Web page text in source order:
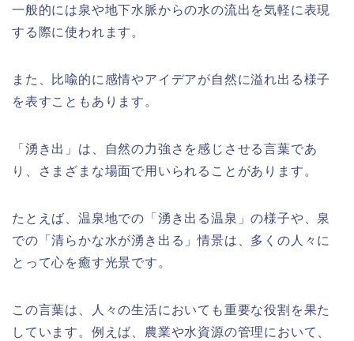
一般的には泉や地下水脈からの水の流出を気軽に表現
する際に使われます。
また、比喩的に感情やアイデアが自然に溢れ出る様子
を表すこともあります。
「湧き出」は、自然の力強さを感じさせる言葉であ
り、さまざまな場面で用いられることがあります。
たとえば、温泉地での「湧き出る温泉」の様子や、泉
での「清らかな水が湧き出る」情景は、多くの人々に
とって心を癒す光景です。
この言葉は、人々の生活においても重要な役割を果た
しています。例えば、農業や水資源の管理において、